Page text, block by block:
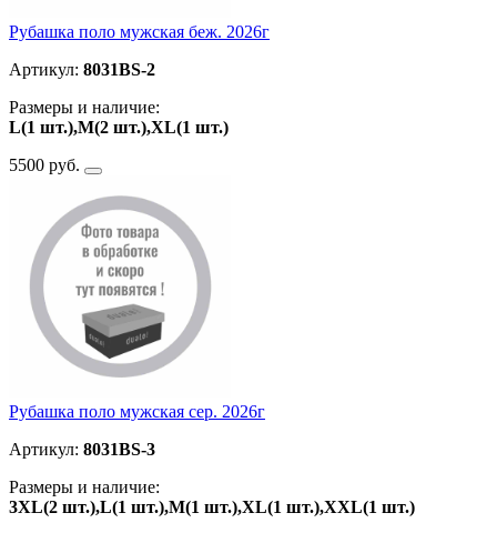
Рубашка поло мужская беж. 2026г
Артикул: 8031BS-2
Размеры и наличие:
L(1 шт.),M(2 шт.),XL(1 шт.)
5500 руб.
Рубашка поло мужская сер. 2026г
Артикул: 8031BS-3
Размеры и наличие:
3XL(2 шт.),L(1 шт.),M(1 шт.),XL(1 шт.),ХXL(1 шт.)